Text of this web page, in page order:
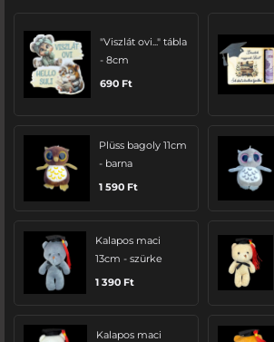
"Viszlát ovi..." tábla
- 8cm
690 Ft
Plüss bagoly 11cm
- barna
1 590 Ft
Kalapos maci
13cm - szürke
1 390 Ft
Kalapos maci